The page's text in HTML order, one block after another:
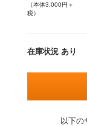
（本体3,000円＋
税）
在庫状況 あり
以下の